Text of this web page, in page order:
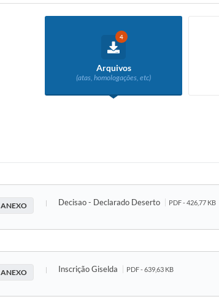
4
Arquivos
(atas, homologações, etc)
ANEXO Decisao - Declarado Deserto PDF - 426,77 KB
ANEXO Inscrição Giselda PDF - 639,63 KB